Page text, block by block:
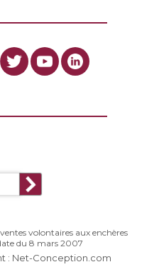
volontaires aux enchères
du 8 mars 2007
: Net-Conception.com